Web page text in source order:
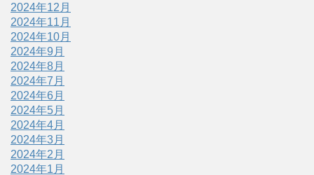
2024年12月
2024年11月
2024年10月
2024年9月
2024年8月
2024年7月
2024年6月
2024年5月
2024年4月
2024年3月
2024年2月
2024年1月